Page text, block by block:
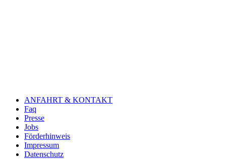
ANFAHRT & KONTAKT
Faq
Presse
Jobs
Förderhinweis
Impressum
Datenschutz